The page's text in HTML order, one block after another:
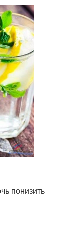
понизить